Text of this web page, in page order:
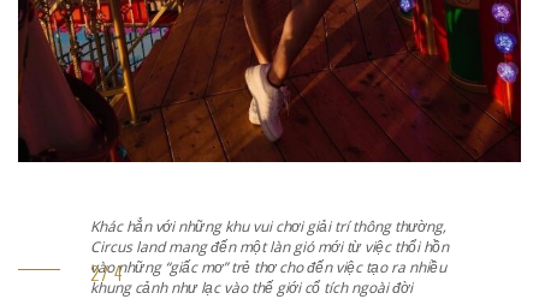
trí thông thường,
từ việc thổi hồn
việc tạo ra nhiều
tích ngoài đời
Khác hẳn với những khu vui chơi giải
Circus land mang đến một làn gió mới
vào những “giấc mơ” trẻ thơ cho đến
khung cảnh như lạc vào thế giới cổ tích